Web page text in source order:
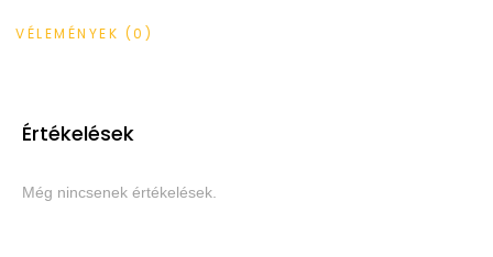
VÉLEMÉNYEK (0)
Értékelések
Még nincsenek értékelések.